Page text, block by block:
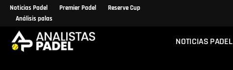
Noticias Padel Premier Padel
Reserve Cup
Análisis palas
NOTICIAS PADEL